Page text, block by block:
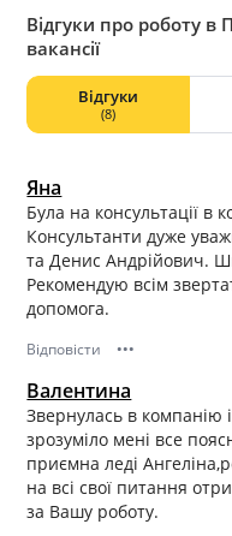
Комплексно підходимо
У нас працюють
Вас результат.
Наша команда швидко
вирішити будь-яку
юриста.
Відгуки про роботу в
вакансії
Відгуки
(8)
Яна
Була на консультації в
Консультанти дуже
та Денис Андрійович.
Рекомендую всім
допомога.
Відповісти •••
Валентина
Звернулась в компанію
зрозуміло мені все
приємна леді
на всі свої питання
за Вашу роботу.